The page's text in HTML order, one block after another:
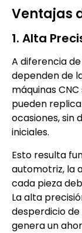
Ventajas
1. Alta
A diferencia
dependen de
máquinas
pueden
ocasiones, sin
iniciales.
Esto resulta
automotriz, la
cada pieza
La alta
desperdicio
genera un